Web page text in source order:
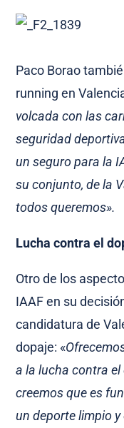
Paco Borao
running en
volcada con las
seguridad
un seguro para la
su conjunto, de la
todos queremos».
Lucha contra el
Otro de los
IAAF en su
candidatura de
dopaje: «
a la lucha contra
creemos que es
un deporte limpio